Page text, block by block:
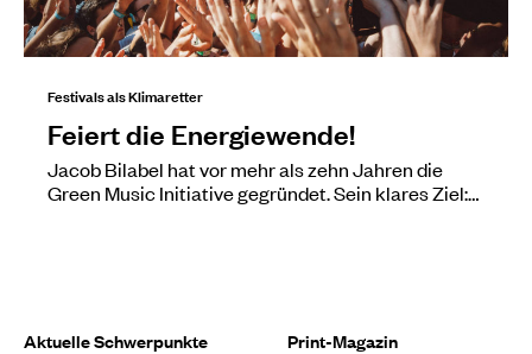
Festivals als Klimaretter
Feiert die Energiewende!
Jacob Bilabel hat vor mehr als zehn Jahren die
Green Music Initiative gegründet. Sein klares Ziel:…
Aktuelle Schwerpunkte Print-Magazin